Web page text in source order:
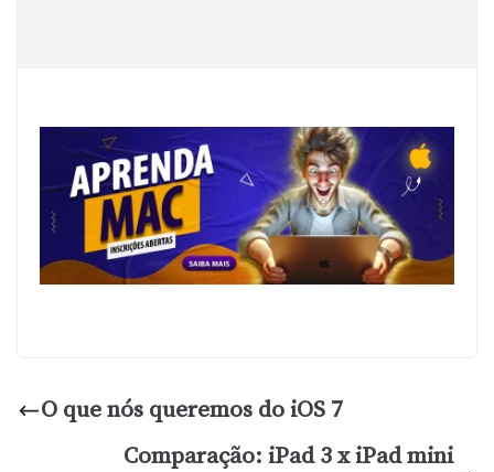
O que nós queremos do iOS 7
Comparação: iPad 3 x iPad mini